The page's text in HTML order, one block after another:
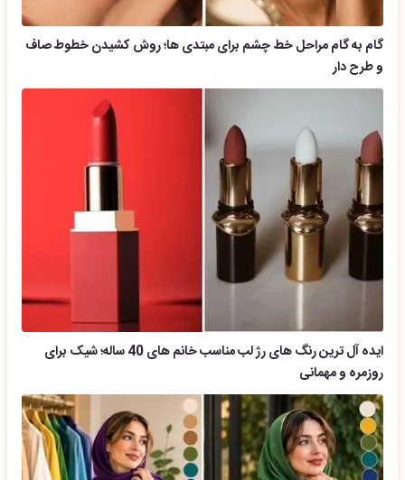
گام به گام مراحل خط چشم برای مبتدی ها؛ روش کشیدن خطوط صاف
و طرح دار
ایده آل ترین رنگ های رژ لب مناسب خانم های 40 ساله؛ شیک برای
روزمره و مهمانی